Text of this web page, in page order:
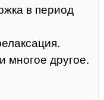
в период
многое другое.